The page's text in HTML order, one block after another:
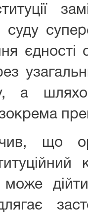
єдності
а
що
може